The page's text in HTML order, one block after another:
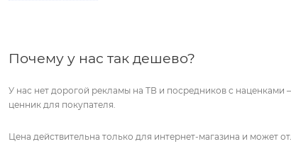
Почему у нас так дешево?
У нас нет дорогой рекламы на ТВ и посредников с
ценник для покупателя.
Цена действительна только для интернет-магазина и может